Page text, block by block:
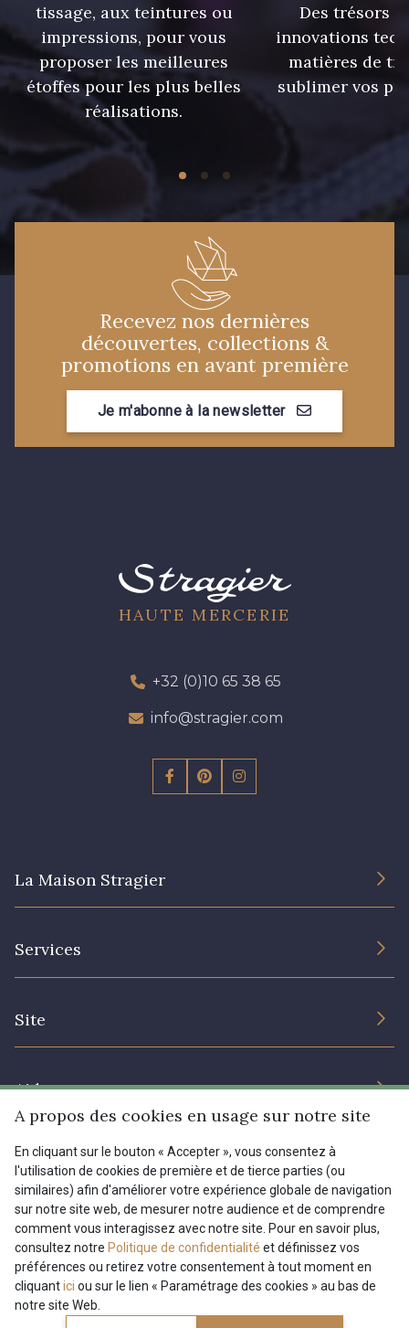
tissage, aux teintures ou
impressions, pour vous
proposer les meilleures
étoffes pour les plus belles
réalisations.
Des trésors
innovations
matières de
sublimer vos
Recevez nos dernières
découvertes, collections &
promotions en avant première
Je m'abonne à la newsletter
HAUTE MERCERIE
+32 (0)10 65 38 65
info@stragier.com
La Maison Stragier
Services
Site
Prix réduits
Magazine
Aide
Livraison : France, Belgique, International
Retours & réclamations
FAQ - Questions fréquentes
Modes de paiements
Menu
Tous nos tissus
Magazine
FR EN
A propos des cookies en usage sur notre site
En cliquant sur le bouton « Accepter », vous consentez à
l'utilisation de cookies de première et de tierce parties (ou
similaires) afin d'améliorer votre expérience globale de navigation
sur notre site web, de mesurer notre audience et de comprendre
comment vous interagissez avec notre site. Pour en savoir plus,
consultez notre Politique de confidentialité et définissez vos
préférences ou retirez votre consentement à tout moment en
cliquantici ou sur le lien « Paramétrage des cookies » au bas de
notre site Web.